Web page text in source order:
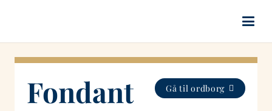
Fondant Gå til ordborg